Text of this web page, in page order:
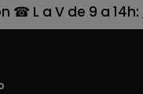
☎ L a V de 9 a 14h: